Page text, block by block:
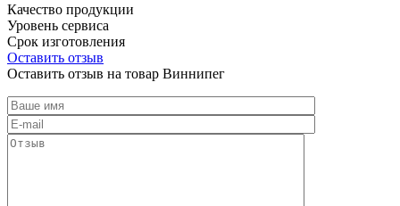
Качество продукции
Уровень сервиса
Срок изготовления
Оставить отзыв
Оставить отзыв на товар Виннипег